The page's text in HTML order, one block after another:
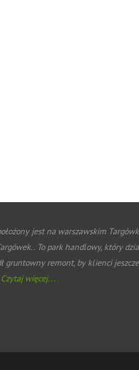
jest na warszawskim
To park handlowy, który
gruntowny remont, by klienci jeszcze
Czytaj więcej...